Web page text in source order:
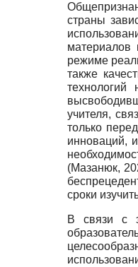
страны
материалов
режиме
также
учителя,
только
инноваций,
(Мазанюк,
сроки
В связи с